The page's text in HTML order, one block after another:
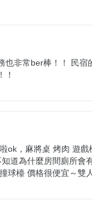
也非常ber棒！！ 民宿
！
ok，麻將桌 烤肉 遊戲
道為什麼房間廁所會
球檯 價格很便宜～雙